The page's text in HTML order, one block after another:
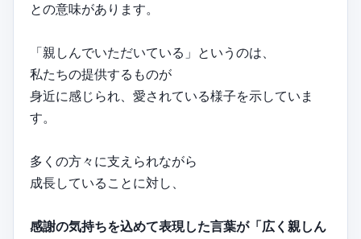
との意味があります。
「親しんでいただいている」というのは、
私たちの提供するものが
身近に感じられ、愛されている様子を示していま
す。
多くの方々に支えられながら
成長していることに対し、
感謝の気持ちを込めて表現した言葉が「広く親しん